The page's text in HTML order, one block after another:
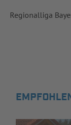
Regionalliga